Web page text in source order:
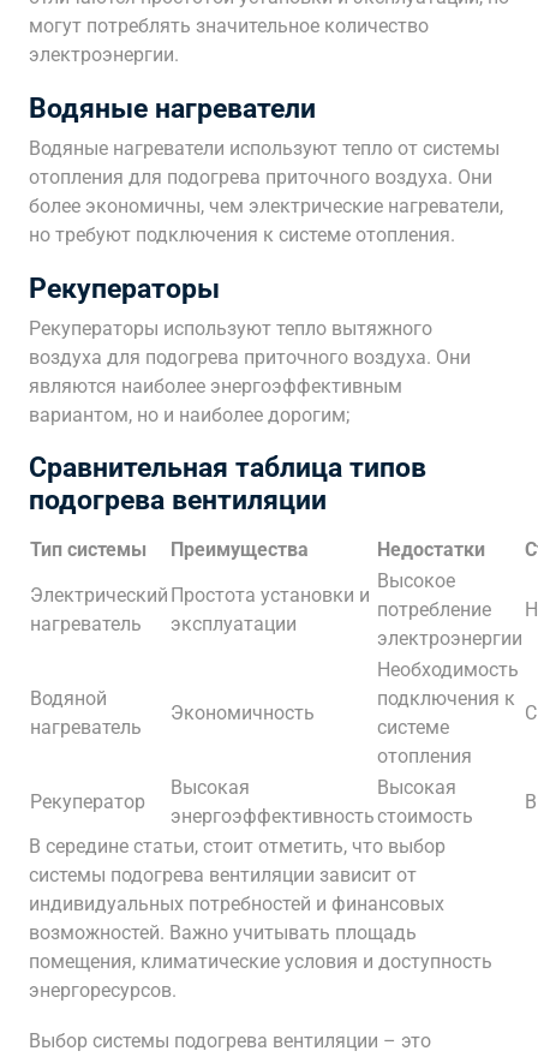
могут потреблять значительное количество
электроэнергии.
Водяные нагреватели
Водяные нагреватели используют тепло от системы
отопления для подогрева приточного воздуха. Они
более экономичны, чем электрические нагреватели,
но требуют подключения к системе отопления.
Рекуператоры
Рекуператоры используют тепло вытяжного
воздуха для подогрева приточного воздуха. Они
являются наиболее энергоэффективным
вариантом, но и наиболее дорогим;
Сравнительная таблица типов
подогрева вентиляции
Тип системы Преимущества Недостатки
Электрический
нагреватель
Простота установки и
эксплуатации
Высокое
потребление
электроэнергии
Водяной
нагреватель
Экономичность
Необходимость
подключения к
системе
отопления
Рекуператор
Высокая
энергоэффективность
Высокая
стоимость
В середине статьи, стоит отметить, что выбор
системы подогрева вентиляции зависит от
индивидуальных потребностей и финансовых
возможностей. Важно учитывать площадь
помещения, климатические условия и доступность
энергоресурсов.
Выбор системы подогрева вентиляции – это